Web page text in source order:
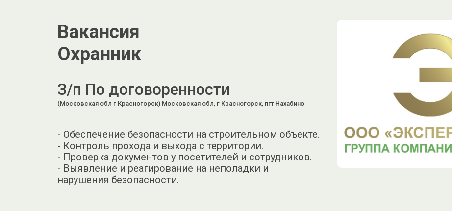
Вакансия
Охранник
З/п По договоренности
(Московская обл г Красногорск) Московская обл, г Красногорск, пгт Нахабино
- Обеспечение безопасности на строительном объекте.
- Контроль прохода и выхода с территории.
- Проверка документов у посетителей и сотрудников.
- Выявление и реагирование на неполадки и
нарушения безопасности.